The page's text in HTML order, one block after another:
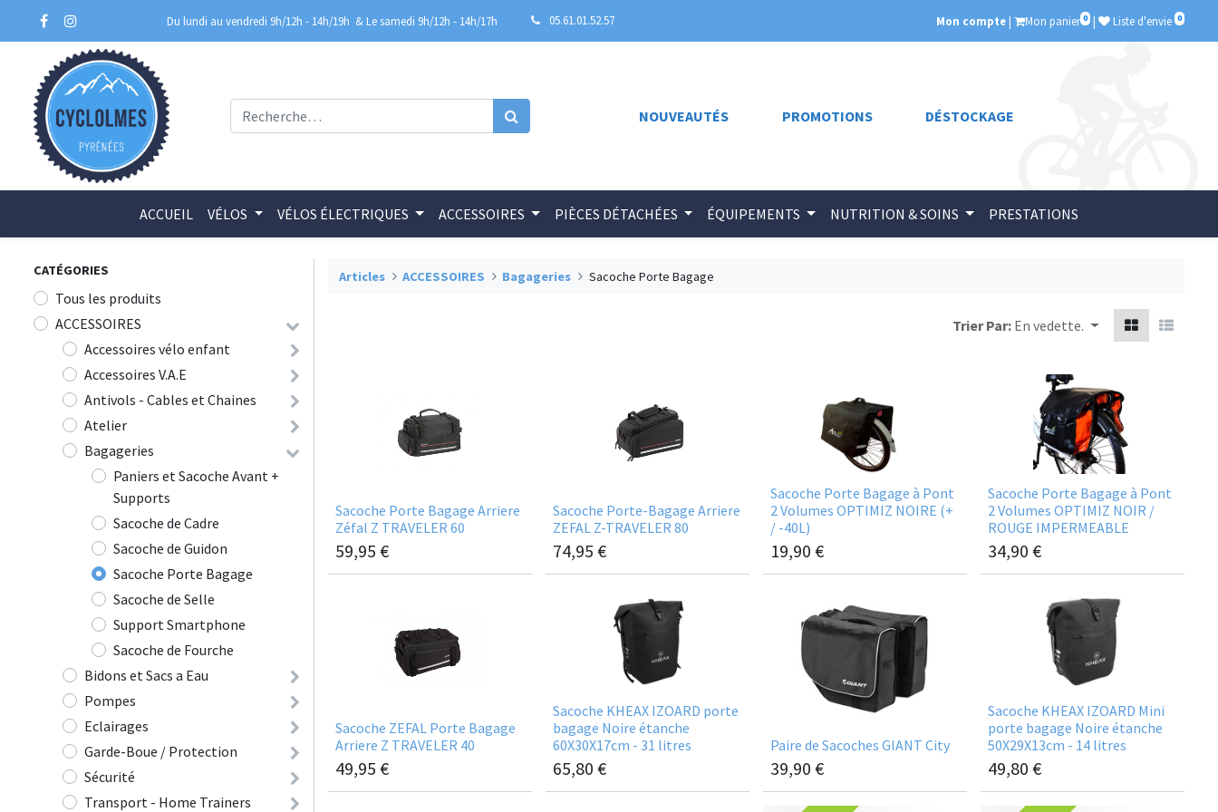
Du lundi au vendredi 9h/12h - 14h/19h & Le samedi 9h/12h - 14h/17h 05.61.01.52.57 Mon compte | Mon panier 0 | Liste d'envie 0
NOUVEAUTÉS PROMOTIONS DÉSTOCKAGE
ACCUEIL VÉLOS VÉLOS ÉLECTRIQUES ACCESSOIRES PIÈCES DÉTACHÉES ÉQUIPEMENTS NUTRITION & SOINS PRESTATIONS
CATÉGORIES
Tous les produits
ACCESSOIRES
Accessoires vélo enfant
Accessoires V.A.E
Antivols - Cables et Chaines
Atelier
Bagageries
Paniers et Sacoche Avant +
Supports
Sacoche de Cadre
Sacoche de Guidon
Sacoche Porte Bagage
Sacoche de Selle
Support Smartphone
Sacoche de Fourche
Bidons et Sacs a Eau
Pompes
Eclairages
Garde-Boue / Protection
Sécurité
Transport - Home Trainers
Articles ACCESSOIRES Bagageries Sacoche Porte Bagage
Trier Par: En vedette.
Sacoche Porte Bagage Arriere
Zéfal Z TRAVELER 60
59,95 €
Sacoche Porte-Bagage Arriere
ZEFAL Z-TRAVELER 80
74,95 €
Sacoche Porte Bagage à Pont
2 Volumes OPTIMIZ NOIRE (+
/ -40L)
19,90 €
Sacoche Porte Bagage à Pont
2 Volumes OPTIMIZ NOIR /
ROUGE IMPERMEABLE
34,90 €
Sacoche ZEFAL Porte Bagage
Arriere Z TRAVELER 40
49,95 €
Sacoche KHEAX IZOARD porte
bagage Noire étanche
60X30X17cm - 31 litres
65,80 €
Paire de Sacoches GIANT City
39,90 €
Sacoche KHEAX IZOARD Mini
porte bagage Noire étanche
50X29X13cm - 14 litres
49,80 €